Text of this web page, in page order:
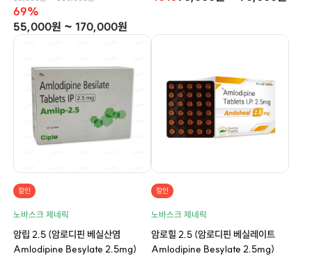
69%
55,000원 ~ 170,000원
할인
노바스크 제네릭
암립 2.5 (암로디핀 베실산염
Amlodipine Besylate 2.5mg)
할인
노바스크 제네릭
암로힐 2.5 (암로디핀 베실레이트
Amlodipine Besylate 2.5mg)